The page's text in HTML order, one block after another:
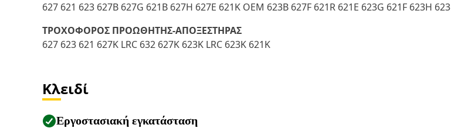
627 621 623 627B 627G 621B 627H 627E 621K OEM 623B 627F 621R 621E 623G 621F 623H
ΤΡΟΧΟΦΟΡΟΣ ΠΡΟΩΘΗΤΗΣ-ΑΠΟΞΕΣΤΗΡΑΣ
627 623 621 627K LRC 632 627K 623K LRC 623K 621K
Κλειδί
Εργοστασιακή εγκατάσταση